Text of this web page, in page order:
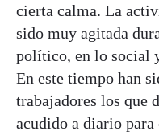
cierta calma. La
sido muy agitada
político, en lo social
En este tiempo han
trabajadores los que
acudido a diario para